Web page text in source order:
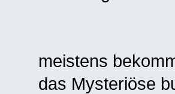
meistens
das Mysteriöse